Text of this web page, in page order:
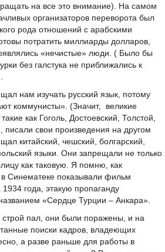
на все это внимание). На самом
организаторов переворота был
рода отношений с арабскими
потратить миллиарды долларов,
«нечистые» люди. ( Было бы
без галстука не приближались к
нам изучать русский язык, потому
коммунисты». (Значит, великие
как Гоголь, Достоевский, Толстой,
писали свои произведения на другом
китайский, чешский, болгарский,
языки. Они запрещали не только
как таковую. Я помню, как
Синематеке показывали фильм
1934 года, этакую пропаганду
«Сердце Турции – Анкара».
строй пал, они были поражены, и на
поиски кадров, владеющих
а разве раньше для работы в